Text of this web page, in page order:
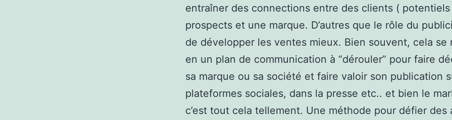
entraîner des connections entre des clients ( potentiels
prospects et une marque. D’autres que le rôle du
de développer les ventes mieux. Bien souvent, cela se
en un plan de communication à “dérouler” pour faire
sa marque ou sa société et faire valoir son publication
plateformes sociales, dans la presse etc.. et bien le
c’est tout cela tellement. Une méthode pour défier des